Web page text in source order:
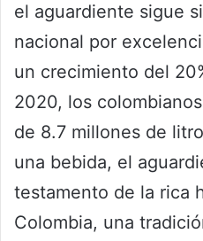
el aguardiente sigue
nacional por
un crecimiento del
2020, los
de 8.7 millones de
una bebida, el
testamento de la rica
Colombia, una